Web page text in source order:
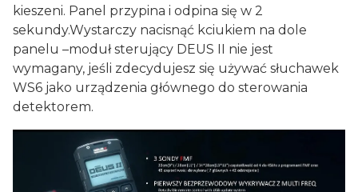
kieszeni. Panel przypina i odpina się w 2
sekundy.Wystarczy nacisnąć kciukiem na dole
panelu –moduł sterujący DEUS II nie jest
wymagany, jeśli zdecydujesz się używać słuchawek
WS6 jako urządzenia głównego do sterowania
detektorem.